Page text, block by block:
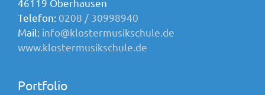
46119 Oberhausen
Telefon: 0208 / 30998940
Mail: info@klostermusikschule.de
www.klostermusikschule.de
Portfolio